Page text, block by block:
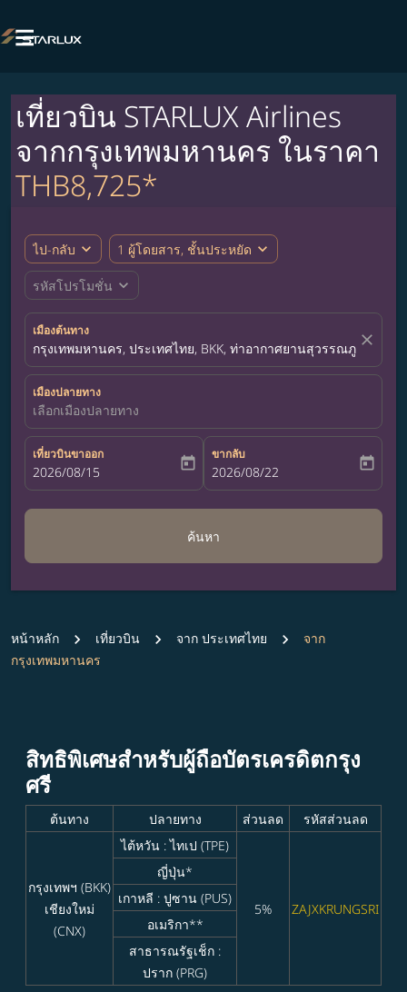

เที่ยวบิน STARLUX Airlines
จากกรุงเทพมหานคร ในราคา
THB8,725*
ไป-กลับ expand_more 1 ผู้โดยสาร, ชั้นประหยัด expand_more
รหัสโปรโมชั่น expand_more
เมืองต้นทาง
กรุงเทพมหานคร, ประเทศไทย, BKK, ท่าอากาศยานสุวรรณภูมิclose
เมืองปลายทาง
เลือกเมืองปลายทาง
เที่ยวบินขาออก
fc-booking-departure-date-aria-label
2026/08/15 today
ขากลับ
fc-booking-return-date-aria-label
2026/08/22 today
ค้นหา
หน้าหลัก เที่ยวบิน จาก ประเทศไทย
จาก
กรุงเทพมหานคร
สิทธิพิเศษสำหรับผู้ถือบัตรเครดิตกรุง
ศรี
ต้นทาง ปลายทาง ส่วนลด รหัสส่วนลด
กรุงเทพฯ (BKK)
เชียงใหม่
(CNX)
ไต้หวัน : ไทเป (TPE)
5% ZAJXKRUNGSRI
ญี่ปุ่น*
เกาหลี : ปูซาน (PUS)
อเมริกา**
สาธารณรัฐเช็ก :
ปราก (PRG)